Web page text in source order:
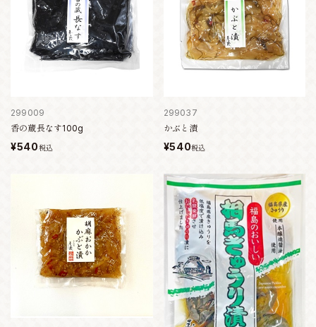
299009
香の蔵長なす100g
¥540税込
299037
かぶと漬
¥540税込